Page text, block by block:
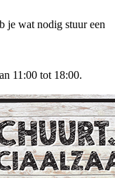
je wat nodig stuur een
11:00 tot 18:00.